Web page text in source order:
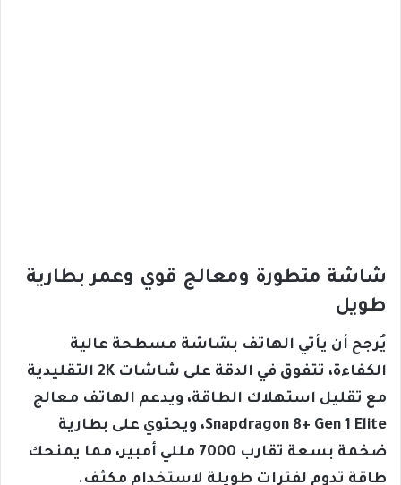
شاشة متطورة ومعالج قوي وعمر بطارية
طويل
يُرجح أن يأتي الهاتف بشاشة مسطحة عالية
الكفاءة، تتفوق في الدقة على شاشات 2K التقليدية
مع تقليل استهلاك الطاقة، ويدعم الهاتف معالج
Snapdragon 8+ Gen 1 Elite، ويحتوي على بطارية
ضخمة بسعة تقارب 7000 مللي أمبير، مما يمنحك
طاقة تدوم لفترات طويلة لاستخدام مكثف.